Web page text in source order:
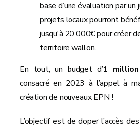
base d’une évaluation par
projets locaux pourront
jusqu'à 20.000€ pour créer
territoire wallon.
En tout, un budget d’1 million
consacré en 2023 à l’appel à
création de nouveaux EPN !
L’objectif est de doper l’accès